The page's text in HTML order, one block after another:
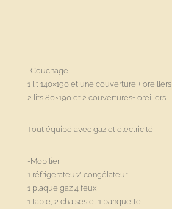
-Couchage
1 lit 140×190 et une couverture + oreillers
2 lits 80×190 et 2 couvertures+ oreillers
Tout équipé avec gaz et électricité
-Mobilier
1 réfrigérateur/ congélateur
1 plaque gaz 4 feux
1 table, 2 chaises et 1 banquette